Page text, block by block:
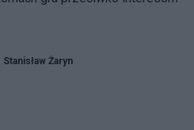
Stanisław Żaryn